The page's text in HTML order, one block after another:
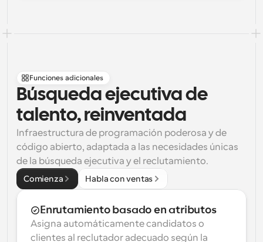
Funciones adicionales
Búsqueda ejecutiva de
talento, reinventada
Infraestructura de programación poderosa y de
código abierto, adaptada a las necesidades únicas
de la búsqueda ejecutiva y el reclutamiento.
Comienza Habla con ventas
Enrutamiento basado en atributos
Asigna automáticamente candidatos o
clientes al reclutador adecuado según la